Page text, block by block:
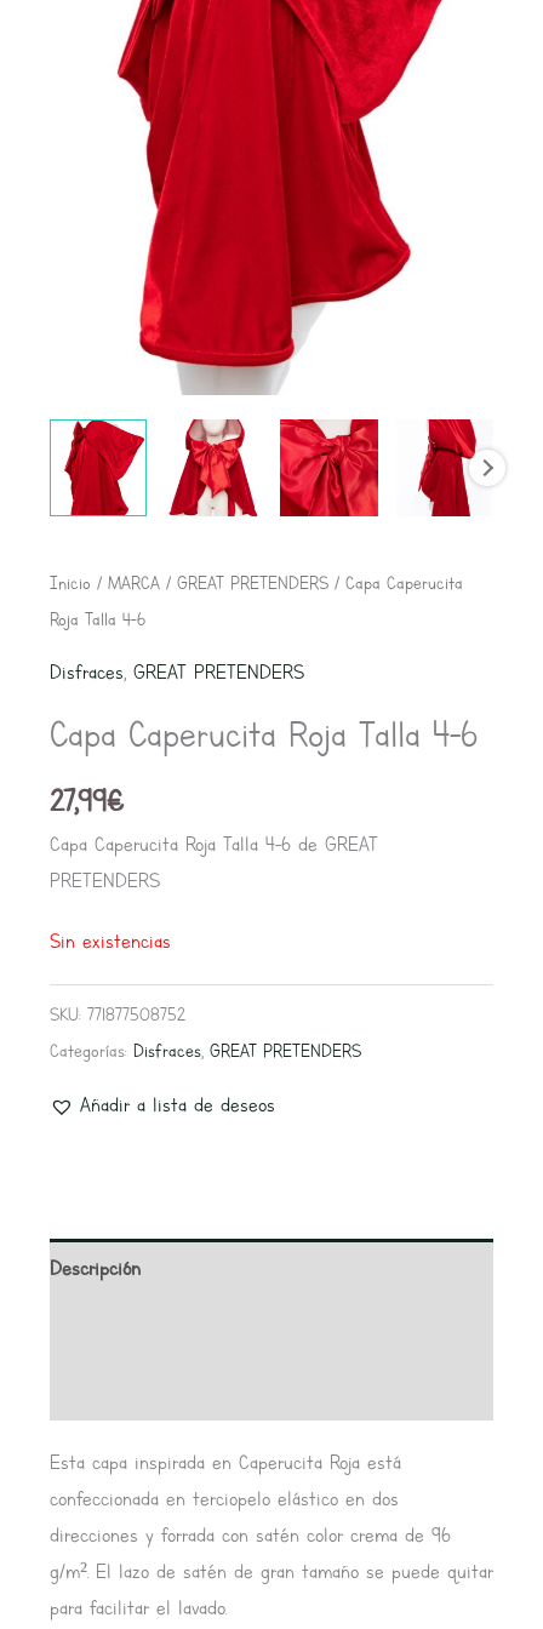
Inicio / MARCA/ GREAT PRETENDERS/ Capa Caperucita
Roja Talla 4-6
Disfraces, GREAT PRETENDERS
Capa Caperucita Roja Talla 4-6
27,99€
Capa Caperucita Roja Talla 4-6 de GREAT
PRETENDERS
Sin existencias
SKU: 771877508752
Categorías: Disfraces, GREAT PRETENDERS
Añadir a lista de deseos
Descripción
Esta capa inspirada en Caperucita Roja está
confeccionada en terciopelo elástico en dos
direcciones y forrada con satén color crema de 96
g/m². El lazo de satén de gran tamaño se puede quitar
para facilitar el lavado.